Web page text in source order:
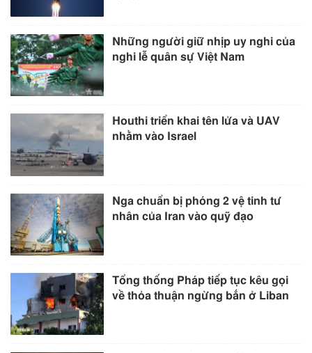
Những người giữ nhịp uy nghi của
nghi lễ quân sự Việt Nam
Houthi triển khai tên lửa và UAV
nhằm vào Israel
Nga chuẩn bị phóng 2 vệ tinh tư
nhân của Iran vào quỹ đạo
Tổng thống Pháp tiếp tục kêu gọi
về thỏa thuận ngừng bắn ở Liban